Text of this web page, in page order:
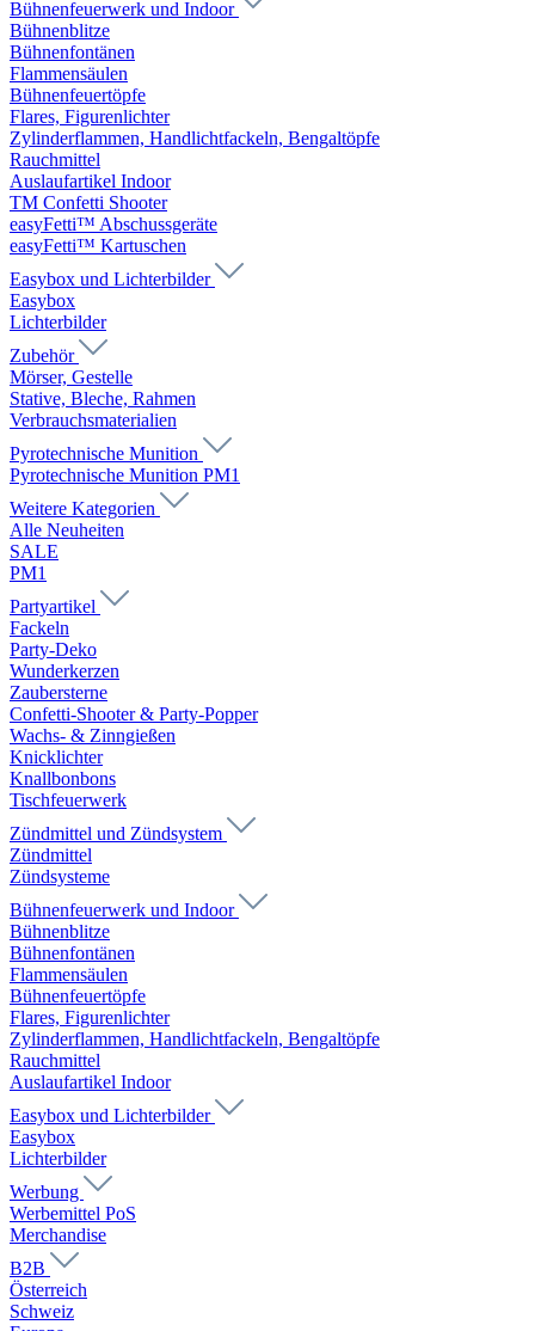
Bühnenfeuerwerk und Indoor
Bühnenblitze
Bühnenfontänen
Flammensäulen
Bühnenfeuertöpfe
Flares, Figurenlichter
Zylinderflammen, Handlichtfackeln, Bengaltöpfe
Rauchmittel
Auslaufartikel Indoor
TM Confetti Shooter
easyFetti™ Abschussgeräte
easyFetti™ Kartuschen
Easybox und Lichterbilder
Easybox
Lichterbilder
Zubehör
Mörser, Gestelle
Stative, Bleche, Rahmen
Verbrauchsmaterialien
Pyrotechnische Munition
Pyrotechnische Munition PM1
Weitere Kategorien
Alle Neuheiten
SALE
PM1
Partyartikel
Fackeln
Party-Deko
Wunderkerzen
Zaubersterne
Confetti-Shooter & Party-Popper
Wachs- & Zinngießen
Knicklichter
Knallbonbons
Tischfeuerwerk
Zündmittel und Zündsystem
Zündmittel
Zündsysteme
Bühnenfeuerwerk und Indoor
Bühnenblitze
Bühnenfontänen
Flammensäulen
Bühnenfeuertöpfe
Flares, Figurenlichter
Zylinderflammen, Handlichtfackeln, Bengaltöpfe
Rauchmittel
Auslaufartikel Indoor
Easybox und Lichterbilder
Easybox
Lichterbilder
Werbung
Werbemittel PoS
Merchandise
B2B
Österreich
Schweiz